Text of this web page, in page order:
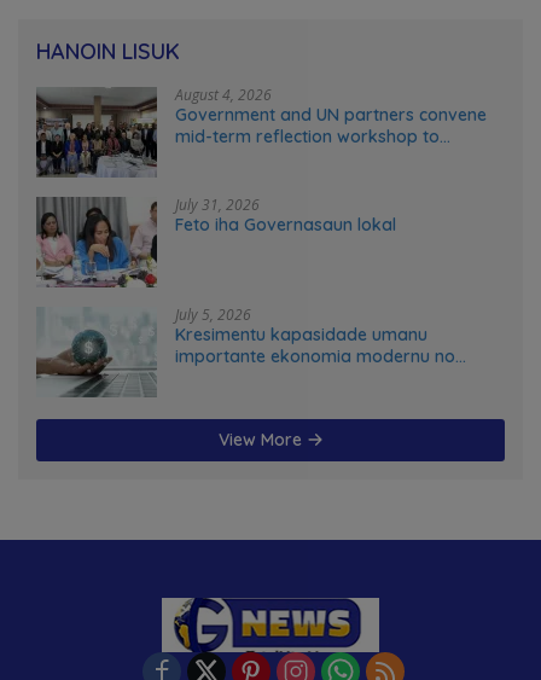
HANOIN LISUK
August 4, 2026
Government and UN partners convene
mid-term reflection workshop to
July 31, 2026
Feto iha Governasaun lokal
July 5, 2026
Kresimentu kapasidade umanu
importante ekonomia modernu no
View More